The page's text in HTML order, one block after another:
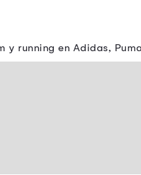
running en Adidas,